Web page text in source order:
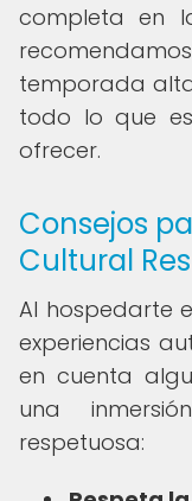
completa en
temporada
todo lo que
ofrecer.
Consejos
Cultural
Al hospedarte
experiencias
en cuenta
una
respetuosa: